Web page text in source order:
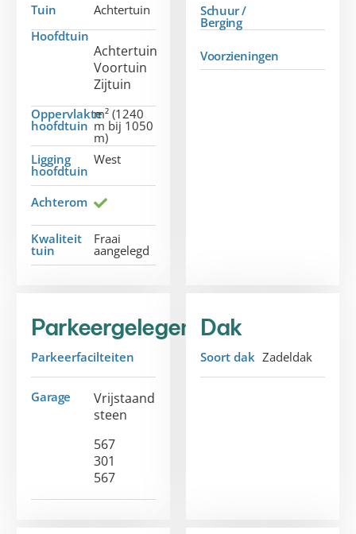
Tuin
Achtertuin
Hoofdtuin
Achtertuin
Voortuin
Zijtuin
Oppervlakte
hoofdtuin
m² (1240
m bij 1050
m)
Ligging
hoofdtuin
West
Achterom
Kwaliteit
tuin
Fraai
aangelegd
Schuur /
Berging
Voorzieningen
Parkeergelegenheid
Parkeerfacilteiten
Garage
Vrijstaand
steen
567
301
567
Dak
Soort dak Zadeldak